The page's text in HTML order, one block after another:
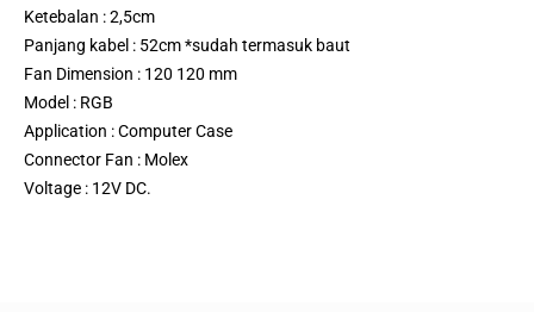
Ketebalan : 2,5cm
Panjang kabel : 52cm *sudah termasuk baut
Fan Dimension : 120 120 mm
Model : RGB
Application : Computer Case
Connector Fan : Molex
Voltage : 12V DC.